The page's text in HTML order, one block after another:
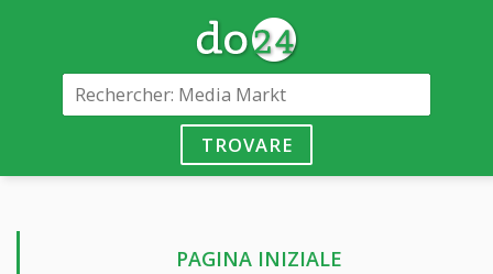
TROVARE
PAGINA INIZIALE